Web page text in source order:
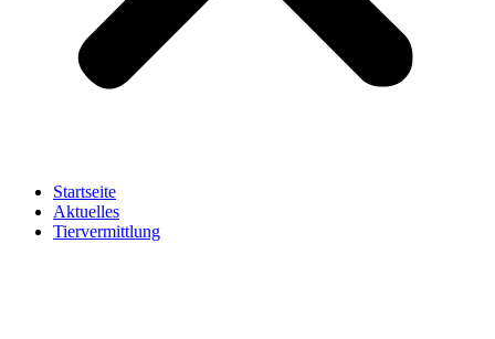
Startseite
Aktuelles
Tiervermittlung